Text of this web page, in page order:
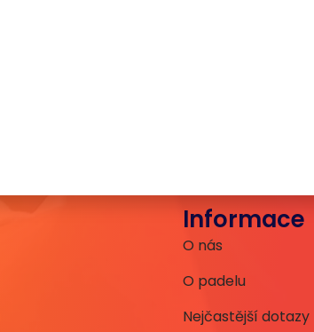
Informace
O nás
O padelu
Nejčastější dotazy